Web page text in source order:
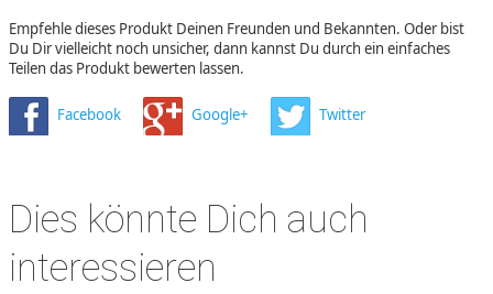
Empfehle dieses Produkt Deinen Freunden und Bekannten. Oder bist
Du Dir vielleicht noch unsicher, dann kannst Du durch ein einfaches
Teilen das Produkt bewerten lassen.
Facebook Google+ Twitter
Dies könnte Dich auch
interessieren